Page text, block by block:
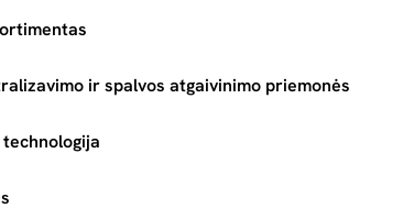
ir spalvos atgaivinimo priemonės